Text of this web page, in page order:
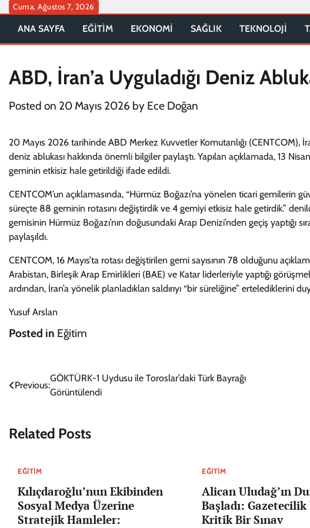
Skip
content
Cuma, Ağustos 7, 2026
ANA SAYFA EĞİTİM EKONOMİ SAĞLIK TEKNOLOJİ
ABD, İran’a Uyguladığı Deniz
Posted on 20 Mayıs 2026 by Ece Doğan
20 Mayıs 2026 tarihinde ABD Merkez Kuvvetler Komutanlığı (CENTCOM),
deniz ablukası hakkında önemli bilgiler paylaştı. Yapılan açıklamada, 13
geminin etkisiz hale getirildiği ifade edildi.
CENTCOM’un açıklamasında, “Hürmüz Boğazı’na yönelen ticari gemilerin
süreçte 88 geminin rotasını değiştirdik ve 4 gemiyi etkisiz hale getirdik.”
gemisinin Hürmüz Boğazı’nın doğusundaki Arap Denizi’nden geçiş
paylaşıldı.
CENTCOM, 16 Mayıs’ta rotası değiştirilen gemi sayısının 78 olduğunu
Arabistan, Birleşik Arap Emirlikleri (BAE) ve Katar liderleriyle yaptığı
ardından, İran’a yönelik planladıkları saldırıyı “bir süreliğine” ertelediklerini
Yusuf Arslan
Posted in Eğitim
Yazı
Previous:
GÖKTÜRK-1 Uydusu ile Toroslar’daki Türk Bayrağı
Görüntülendi
Related Posts
EĞITIM
Kılıçdaroğlu’nun Ekibinden
Sosyal Medya Üzerine
Stratejik Hamleler:
EĞITIM
Alican Uludağ’ın
Başladı:
Kritik Bir Sınav